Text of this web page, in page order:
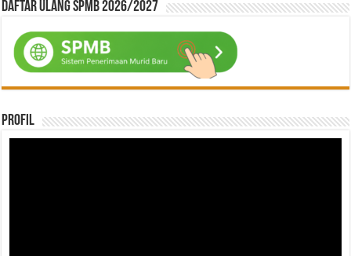
Daftar ulang SPMB 2026/2027
Profil